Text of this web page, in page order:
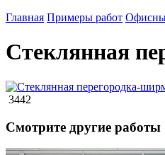
Главная Примеры работ
Стеклянная
3442
Смотрите другие работы